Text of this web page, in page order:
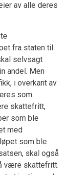
av alle deres
fra staten til
selvsagt
andel. Men
i overkant av
som
skattefritt,
som ble
med
som ble
skal også
være skattefritt.